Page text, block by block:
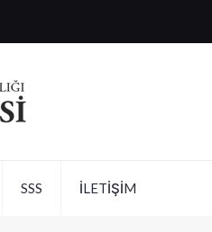
SSS İLETİŞİM